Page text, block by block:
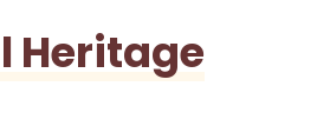
Heritage